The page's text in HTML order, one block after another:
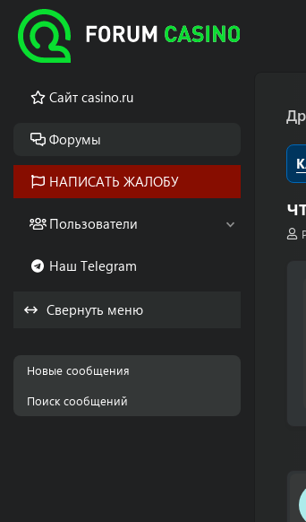
Cайт casino.ru
Форумы
НАПИСАТЬ ЖАЛОБУ
Пользователи
Наш Telegram
Свернуть меню
Новые сообщения
Поиск сообщений